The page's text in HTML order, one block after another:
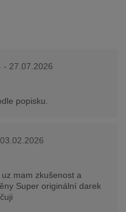
- 27.07.2026
popisku.
mam zkušenost a
Super originální darek